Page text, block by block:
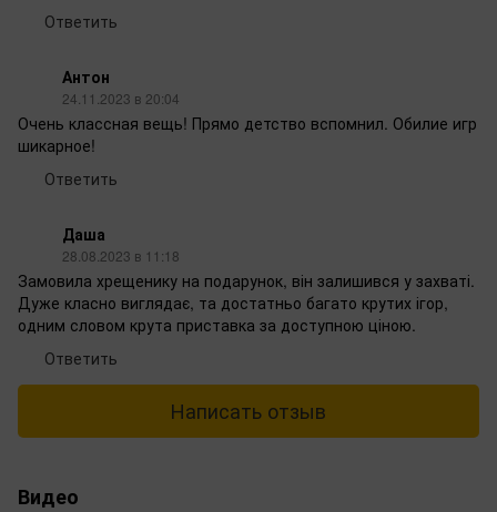
Ответить
Антон
24.11.2023 в 20:04
Очень классная вещь! Прямо детство вспомнил. Обилие игр
шикарное!
Ответить
Даша
28.08.2023 в 11:18
Замовила хрещенику на подарунок, він залишився у захваті.
Дуже класно виглядає, та достатньо багато крутих ігор,
одним словом крута приставка за доступною ціною.
Ответить
Написать отзыв
Видео